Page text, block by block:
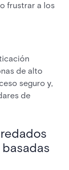
frustrar a los
de alto
seguro y,
de